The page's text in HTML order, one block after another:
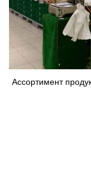
Ассортимент